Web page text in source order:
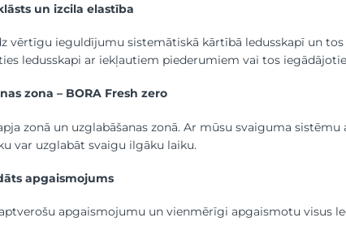
un izcila elastība
vērtīgu ieguldījumu sistemātiskā kārtībā ledusskapī un
ledusskapi ar iekļautiem piederumiem vai tos
zona – BORA Fresh zero
zonā un uzglabāšanas zonā. Ar mūsu svaiguma
var uzglabāt svaigu ilgāku laiku.
apgaismojums
apgaismojumu un vienmērīgi apgaismotu visus